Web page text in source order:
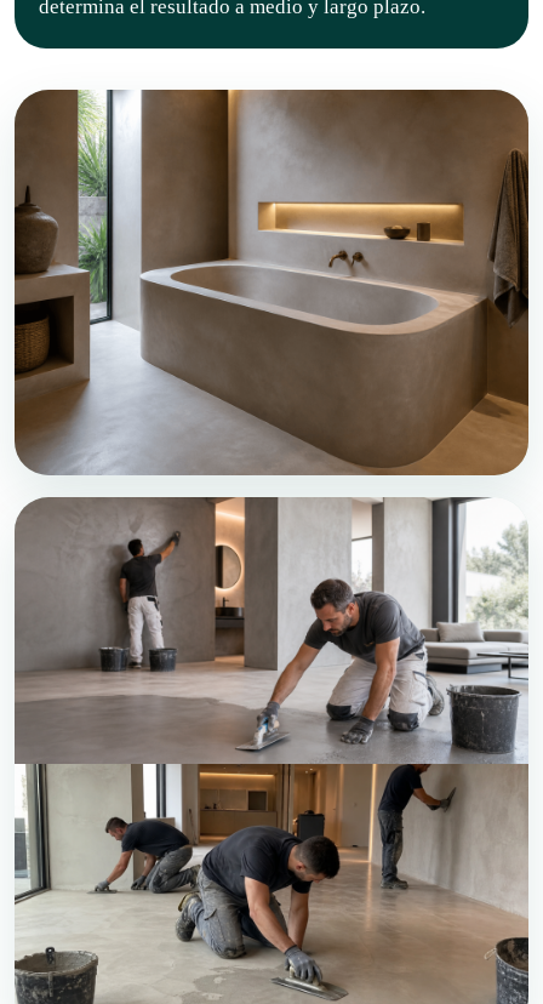
determina el resultado a medio y largo plazo.